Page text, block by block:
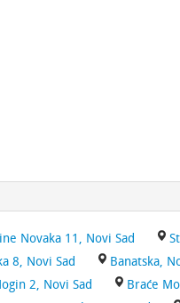
Novaka 11, Novi Sad
8, Novi Sad Banatska,
2, Novi Sad Braće